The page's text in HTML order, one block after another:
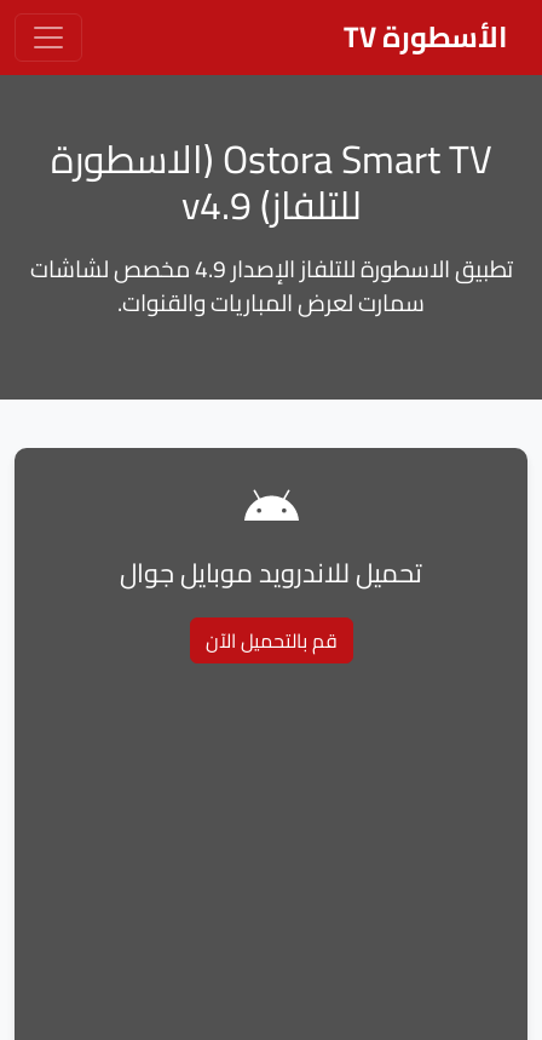
الأسطورة TV
Ostora Smart TV (الاسطورة
للتلفاز) v4.9
تطبيق الاسطورة للتلفاز الإصدار 4.9 مخصص لشاشات
سمارت لعرض المباريات والقنوات.
تحميل للاندرويد موبايل جوال
قم بالتحميل الآن